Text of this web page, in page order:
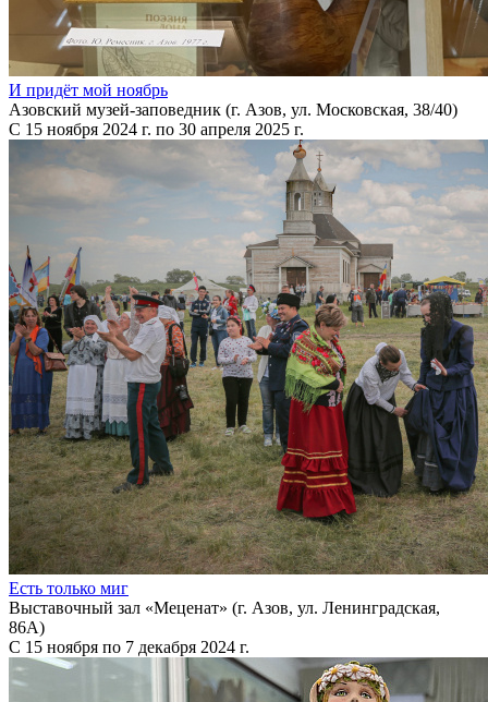
И придёт мой ноябрь
Азовский музей-заповедник (г. Азов, ул. Московская, 38/40)
С 15 ноября 2024 г. по 30 апреля 2025 г.
Есть только миг
Выставочный зал «Меценат» (г. Азов, ул. Ленинградская,
86А)
С 15 ноября по 7 декабря 2024 г.